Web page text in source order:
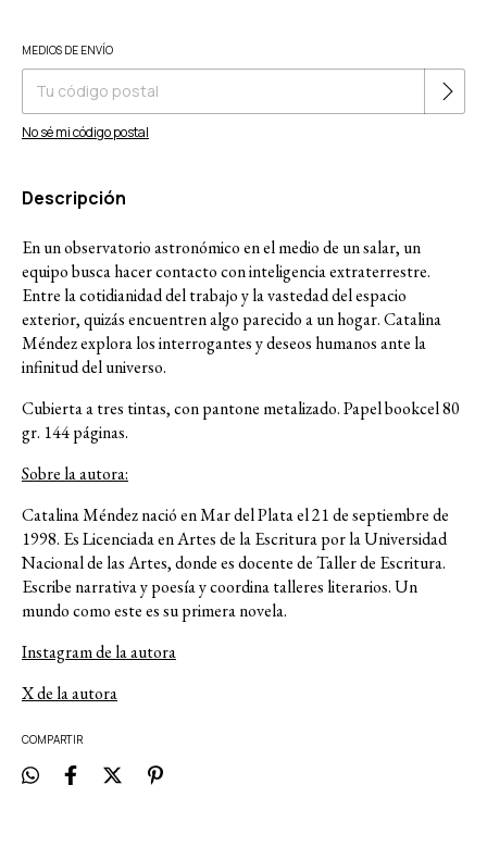
Entregas para el CP:
MEDIOS DE ENVÍO
No sé mi código postal
Descripción
En un observatorio astronómico en el medio de un salar, un
equipo busca hacer contacto con inteligencia extraterrestre.
Entre la cotidianidad del trabajo y la vastedad del espacio
exterior, quizás encuentren algo parecido a un hogar. Catalina
Méndez explora los interrogantes y deseos humanos ante la
infinitud del universo.
Cubierta a tres tintas, con pantone metalizado. Papel bookcel 80
gr. 144 páginas.
Sobre la autora:
Catalina Méndez nació en Mar del Plata el 21 de septiembre de
1998. Es Licenciada en Artes de la Escritura por la Universidad
Nacional de las Artes, donde es docente de Taller de Escritura.
Escribe narrativa y poesía y coordina talleres literarios. Un
mundo como este es su primera novela.
Instagram de la autora
X de la autora
COMPARTIR